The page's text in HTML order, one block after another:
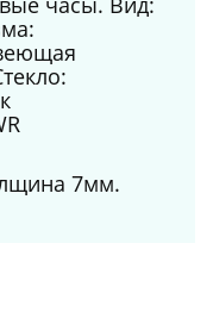
7мм.